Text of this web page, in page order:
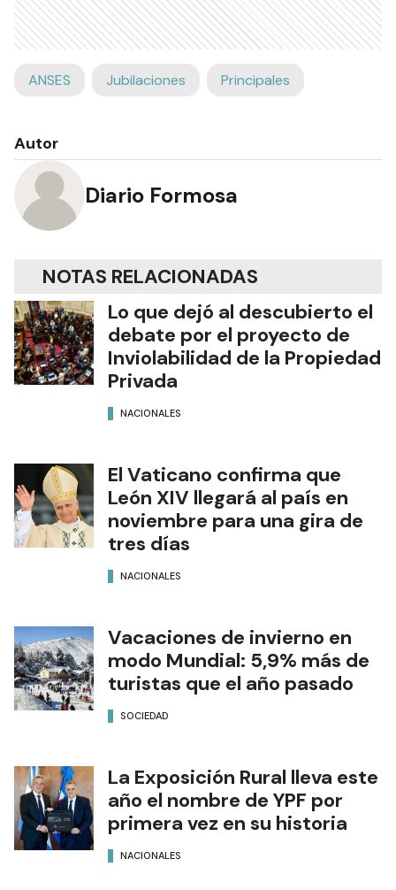
ANSES Jubilaciones Principales
Autor
Diario Formosa
NOTAS RELACIONADAS
Lo que dejó al descubierto el
debate por el proyecto de
Inviolabilidad de la Propiedad
Privada
NACIONALES
El Vaticano confirma que
León XIV llegará al país en
noviembre para una gira de
tres días
NACIONALES
Vacaciones de invierno en
modo Mundial: 5,9% más de
turistas que el año pasado
SOCIEDAD
La Exposición Rural lleva este
año el nombre de YPF por
primera vez en su historia
NACIONALES